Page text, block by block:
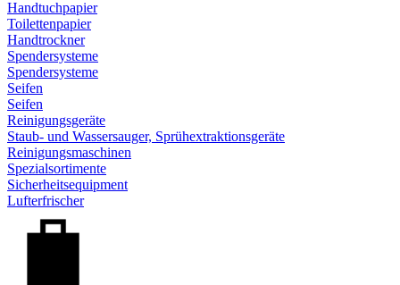
Handtuchpapier
Toilettenpapier
Handtrockner
Spendersysteme
Spendersysteme
Seifen
Seifen
Reinigungsgeräte
Staub- und Wassersauger, Sprühextraktionsgeräte
Reinigungsmaschinen
Spezialsortimente
Sicherheitsequipment
Lufterfrischer